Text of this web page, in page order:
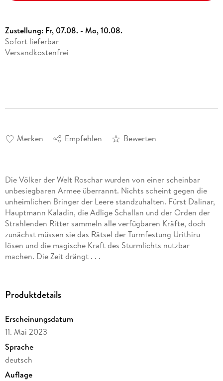
Zustellung: Fr, 07.08. - Mo, 10.08.
Sofort lieferbar
Versandkostenfrei
Merken Empfehlen Bewerten
Die Völker der Welt Roschar wurden von einer scheinbar
unbesiegbaren Armee überrannt. Nichts scheint gegen die
unheimlichen Bringer der Leere standzuhalten. Fürst Dalinar,
Hauptmann Kaladin, die Adlige Schallan und der Orden der
Strahlenden Ritter sammeln alle verfügbaren Kräfte, doch
zunächst müssen sie das Rätsel der Turmfestung Urithiru
lösen und die magische Kraft des Sturmlichts nutzbar
machen. Die Zeit drängt . . .
Produktdetails
Erscheinungsdatum
11. Mai 2023
Sprache
deutsch
Auflage